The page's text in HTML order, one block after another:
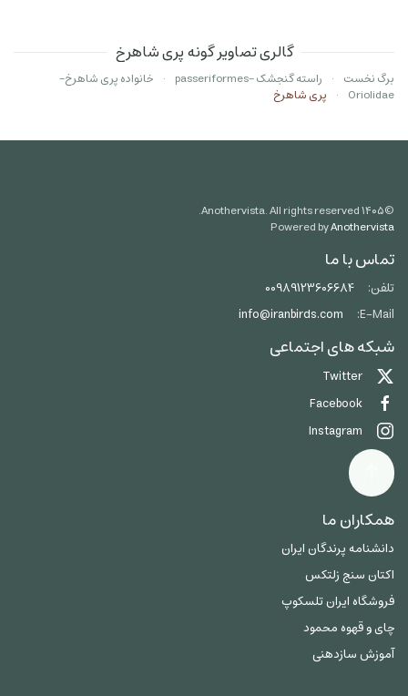
گالری تصاویر گونه پری شاهرخ
برگ نخست راسته گنجشک -passeriformes
خانواده پری شاهرخ-
Oriolidae
پری شاهرخ
©۱۴۰۵
Powered byAnothervista
تماس با ما
تلفن:
00989123606684
E-Mail:
info@iranbirds.com
شبکه های اجتماعی
Twitter
Facebook
Instagram
همکاران ما
دانشنامه پرندگان ایران
اکتان سنج زلتکس
فروشگاه ایران تلسکوپ
چای و قهوه محمود
آموزش سازدهنی